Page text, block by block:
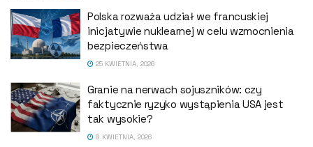
Polska rozważa udział we francuskiej
inicjatywie nuklearnej w celu wzmocnienia
bezpieczeństwa
25 KWIETNIA, 2026
Granie na nerwach sojuszników: czy
faktycznie ryzyko wystąpienia USA jest
tak wysokie?
8 KWIETNIA, 2026